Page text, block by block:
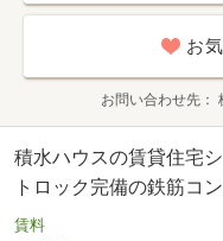
お
お問い合わせ先
積水ハウスの賃貸住宅
トロック完備の鉄筋
賃料